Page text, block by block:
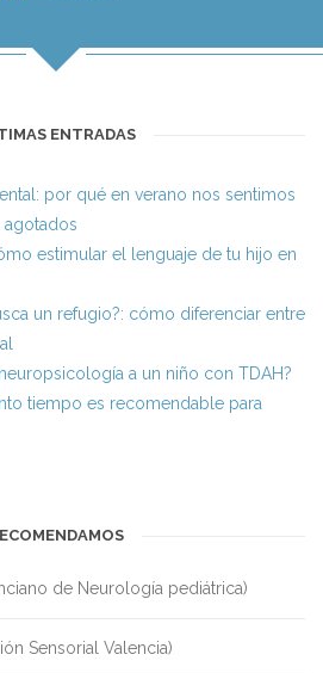
ENTRADAS
por qué en verano nos sentimos
agotados
estimular el lenguaje de tu hijo en
un refugio?: cómo diferenciar entre
a un niño con TDAH?
tiempo es recomendable para
de Neurología pediátrica)
Sensorial Valencia)